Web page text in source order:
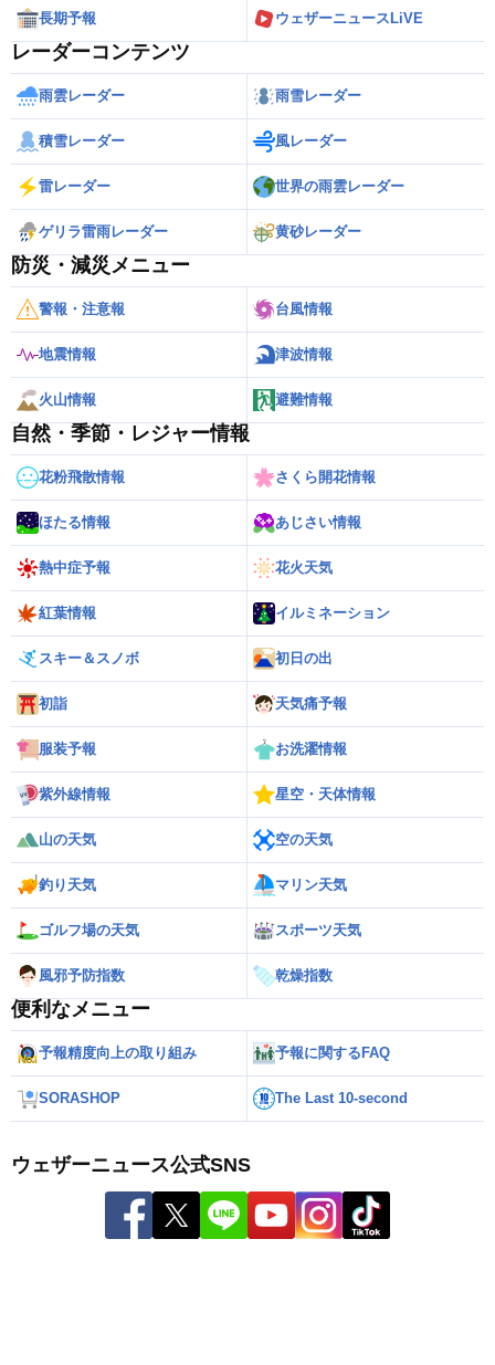
長期予報 ウェザーニュースLiVE
レーダーコンテンツ
雨雲レーダー 雨雪レーダー
積雪レーダー 風レーダー
雷レーダー 世界の雨雲レーダー
ゲリラ雷雨レーダー 黄砂レーダー
防災・減災メニュー
警報・注意報 台風情報
地震情報 津波情報
火山情報 避難情報
自然・季節・レジャー情報
花粉飛散情報 さくら開花情報
ほたる情報 あじさい情報
熱中症予報 花火天気
紅葉情報 イルミネーション
スキー＆スノボ 初日の出
初詣 天気痛予報
服装予報 お洗濯情報
紫外線情報 星空・天体情報
山の天気 空の天気
釣り天気 マリン天気
ゴルフ場の天気 スポーツ天気
風邪予防指数 乾燥指数
便利なメニュー
予報精度向上の取り組み 予報に関するFAQ
SORASHOP The Last 10-second
ウェザーニュース公式SNS